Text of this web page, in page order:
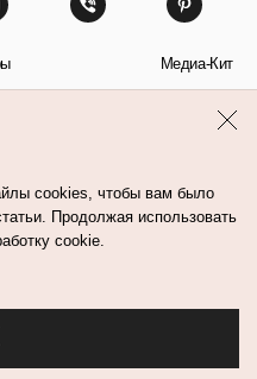
Медиа-Кит
cookies, чтобы вам было
Продолжая использовать
cookie.